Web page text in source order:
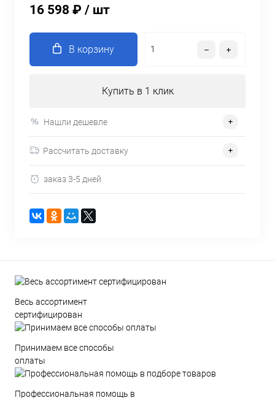
16 598 ₽ / шт
В корзину
Купить в 1 клик
Нашли дешевле
Рассчитать доставку
заказ 3-5 дней
Весь ассортимент
сертифицирован
Принимаем все способы
оплаты
Профессиональная помощь в